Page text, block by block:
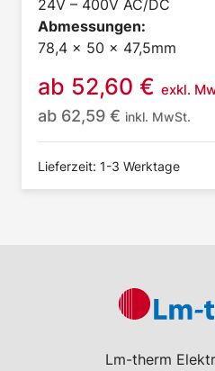
24V – 400V AC/DC
Abmessungen:
78,4 x 50 x 47,5mm
ab 52,60 € exkl.
ab 62,59 € inkl. MwSt.
Lieferzeit: 1-3 Werktage
Lm-therm